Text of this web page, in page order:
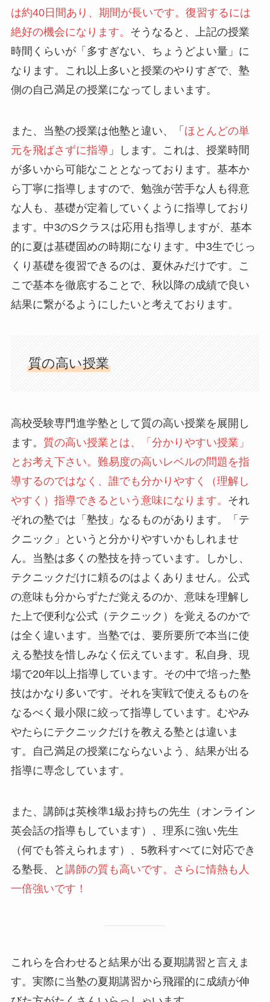
は約40日間あり、期間が長いです。復習するには
絶好の機会になります。 そうなると、上記の授業
時間くらいが「多すぎない、ちょうどよい量」に
なります。これ以上多いと授業のやりすぎで、塾
側の自己満足の授業になってしまいます。
また、当塾の授業は他塾と違い、「 ほとんどの単
元を飛ばさずに指導 」します。これは、授業時間
が多いから可能なこととなっております。基本か
ら丁寧に指導しますので、勉強が苦手な人も得意
な人も、基礎が定着していくように指導しており
ます。中3のSクラスは応用も指導しますが、基本
的に夏は基礎固めの時期になります。中3生でじっ
くり基礎を復習できるのは、夏休みだけです。こ
こで基本を徹底することで、秋以降の成績で良い
結果に繋がるようにしたいと考えております。
質の高い授業
高校受験専門進学塾として質の高い授業を展開し
ます。 質の高い授業とは、「分かりやすい授業」
とお考え下さい。難易度の高いレベルの問題を指
導するのではなく、誰でも分かりやすく（理解し
やすく）指導できるという意味になります。 それ
ぞれの塾では「塾技」なるものがあります。「テ
クニック」というと分かりやすいかもしれませ
ん。当塾は多くの塾技を持っています。しかし、
テクニックだけに頼るのはよくありません。公式
の意味も分からずただ覚えるのか、意味を理解し
た上で便利な公式（テクニック）を覚えるのかで
は全く違います。当塾では、要所要所で本当に使
える塾技を惜しみなく伝えています。私自身、現
場で20年以上指導しています。その中で培った塾
技はかなり多いです。それを実戦で使えるものを
なるべく最小限に絞って指導しています。むやみ
やたらにテクニックだけを教える塾とは違いま
す。自己満足の授業にならないよう、結果が出る
指導に専念しています。
また、講師は英検準1級お持ちの先生（オンライン
英会話の指導もしています）、理系に強い先生
（何でも答えられます）、5教科すべてに対応でき
る塾長、と 講師の質も高いです。さらに情熱も人
一倍強いです！
これらを合わせると結果が出る夏期講習と言えま
す。実際に当塾の夏期講習から飛躍的に成績が伸